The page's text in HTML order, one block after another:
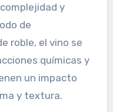
y
de
roble, el vino se
químicas y
un impacto
y textura.